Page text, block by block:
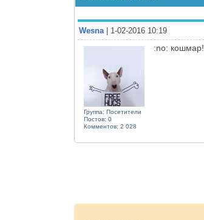
Wesna| 1-02-2016 10:19
Группа: Посетители
Постов: 0
Комментов: 2 028
:no: кошмар!